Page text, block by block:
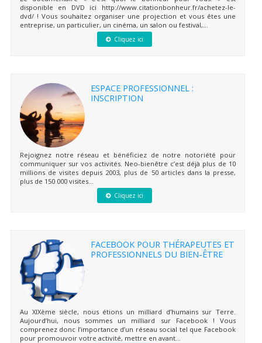
disponible en DVD ici http://www.citationbonheur.fr/achetez-le-
dvd/ ! Vous souhaitez organiser une projection et vous êtes une
entreprise, un particulier, un cinéma, un salon ou festival,...
Cliquez ici
ESPACE PROFESSIONNEL :
INSCRIPTION
Rejoignez notre réseau et bénéficiez de notre notoriété pour
communiquer sur vos activités. Neo-bienêtre c’est déjà plus de 10
millions de visites depuis 2003, plus de 50 articles dans la presse,
plus de 150 000 visites...
Cliquez ici
FACEBOOK POUR THÉRAPEUTES ET
PROFESSIONNELS DU BIEN-ÊTRE
Au XIXème siècle, nous étions un milliard d’humains sur Terre.
Aujourd’hui, nous sommes un milliard sur Facebook ! Vous
comprenez donc l’importance d’un réseau social tel que Facebook
pour promouvoir votre activité, mettre en avant...